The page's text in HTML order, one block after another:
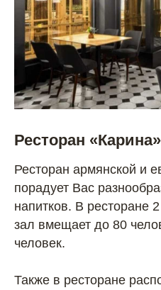
Ресторан «Карина»
Ресторан армянской и
порадует Вас
напитков. В ресторане
зал вмещает до 80
человек.
Также в ресторане